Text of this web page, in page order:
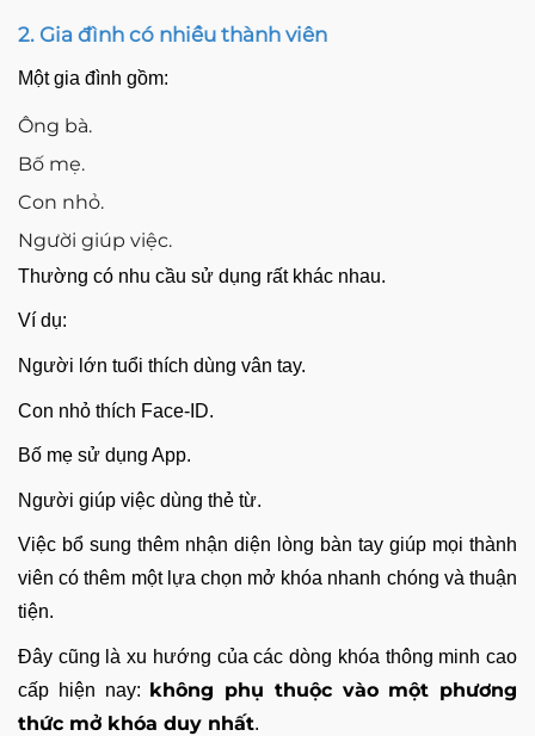
2. Gia đình có nhiều thành viên
Một gia đình gồm:
Ông bà.
Bố mẹ.
Con nhỏ.
Người giúp việc.
Thường có nhu cầu sử dụng rất khác nhau.
Ví dụ:
Người lớn tuổi thích dùng vân tay.
Con nhỏ thích Face-ID.
Bố mẹ sử dụng App.
Người giúp việc dùng thẻ từ.
Việc bổ sung thêm nhận diện lòng bàn tay giúp mọi thành
viên có thêm một lựa chọn mở khóa nhanh chóng và thuận
tiện.
Đây cũng là xu hướng của các dòng khóa thông minh cao
cấp hiện nay: không phụ thuộc vào một phương
thức mở khóa duy nhất.